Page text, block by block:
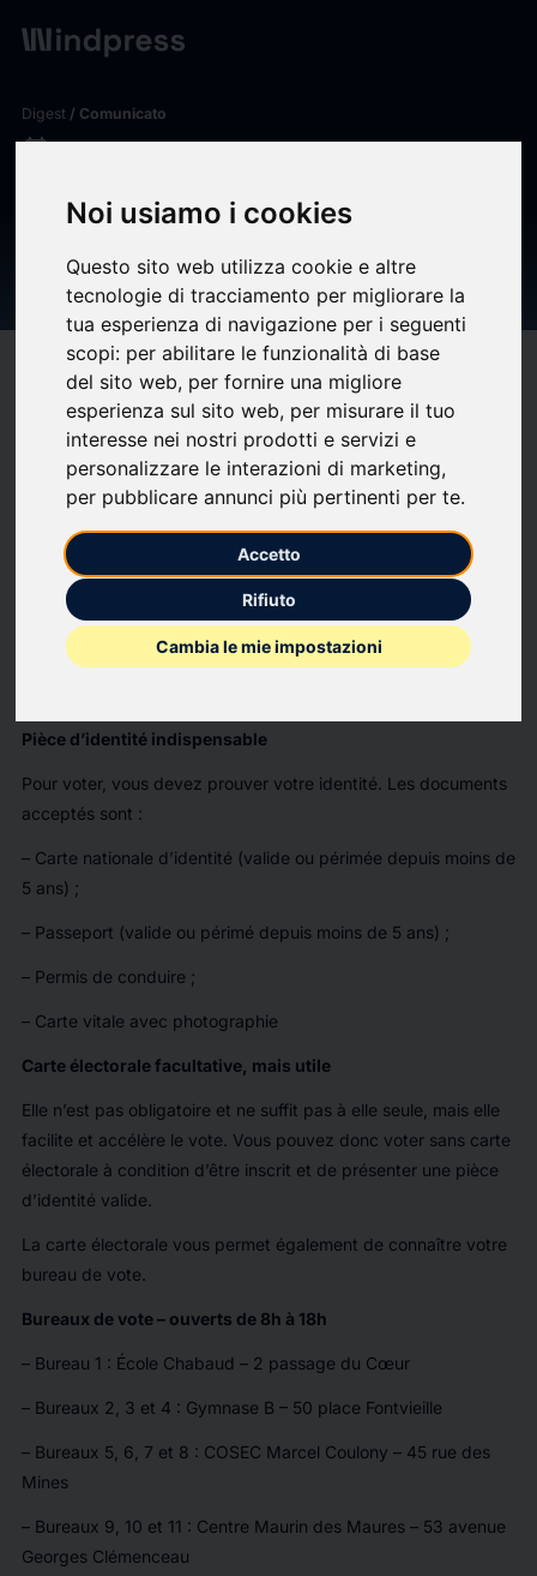
Noi usiamo i cookies
Questo sito web utilizza cookie e altre
tecnologie di tracciamento per migliorare la
tua esperienza di navigazione per i seguenti
scopi: per abilitare le funzionalità di base
del sito web, per fornire una migliore
esperienza sul sito web, per misurare il tuo
interesse nei nostri prodotti e servizi e
personalizzare le interazioni di marketing,
per pubblicare annunci più pertinenti per te.
Accetto
Rifiuto
Cambia le mie impostazioni
Digest/ Comunicato
calendar_today
Elections municipales –
COGOLIN | Site officiel de la
mairie
Compatibilità help
(0)bookmark_borderupload Condividi
Élections municipales
Ce dimanche 15 mars, les Cogolinois sont appelés aux urnes
pour le premier tour des élections municipales.
Le bureau de vote n°1 est temporairement délocalisé à
l’école Chabaud (2 passage du Cœur) pendant les travaux de
l’Hôtel de Ville.
Pièce d’identité indispensable
Pour voter, vous devez prouver votre identité. Les documents
acceptés sont :
– Carte nationale d’identité (valide ou périmée depuis moins de
5 ans) ;
– Passeport (valide ou périmé depuis moins de 5 ans) ;
– Permis de conduire ;
– Carte vitale avec photographie
Carte électorale facultative, mais utile
Elle n’est pas obligatoire et ne suffit pas à elle seule, mais elle
facilite et accélère le vote. Vous pouvez donc voter sans carte
électorale à condition d’être inscrit et de présenter une pièce
d’identité valide.
La carte électorale vous permet également de connaître votre
bureau de vote.
Bureaux de vote – ouverts de 8h à 18h
– Bureau 1 : École Chabaud – 2 passage du Cœur
– Bureaux 2, 3 et 4 : Gymnase B – 50 place Fontvieille
– Bureaux 5, 6, 7 et 8 : COSEC Marcel Coulony – 45 rue des
Mines
– Bureaux 9, 10 et 11 : Centre Maurin des Maures – 53 avenue
Georges Clémenceau